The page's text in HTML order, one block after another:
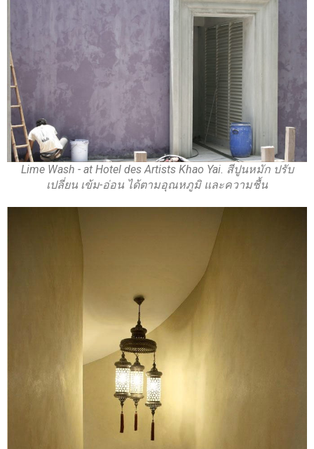
Lime Wash - at Hotel des Artists Khao Yai. สีปูนหมัก ปรับ
เปลี่ยน เข้ม-อ่อน ได้ตามอุณหภูมิ และความชื้น